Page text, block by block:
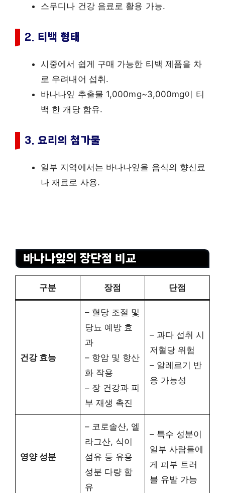
스무디나 건강 음료로 활용 가능.
2. 티백 형태
시중에서 쉽게 구매 가능한 티백 제품을 차
로 우려내어 섭취.
바나나잎 추출물 1,000mg~3,000mg이 티
백 한 개당 함유.
3. 요리의 첨가물
일부 지역에서는 바나나잎을 음식의 향신료
나 재료로 사용.
바나나잎의 장단점 비교
구분 장점 단점
건강 효능
– 혈당 조절 및
당뇨 예방 효
과
– 항암 및 항산
화 작용
– 장 건강과 피
부 재생 촉진
– 과다 섭취 시
저혈당 위험
– 알레르기 반
응 가능성
영양 성분
– 코로솔산, 엘
라그산, 식이
섬유 등 유용
성분 다량 함
유
– 특수 성분이
일부 사람들에
게 피부 트러
블 유발 가능